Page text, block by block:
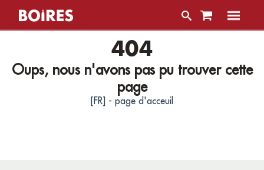
404
Oups, nous n'avons pas pu trouver cette
page
[FR] - page d'acceuil